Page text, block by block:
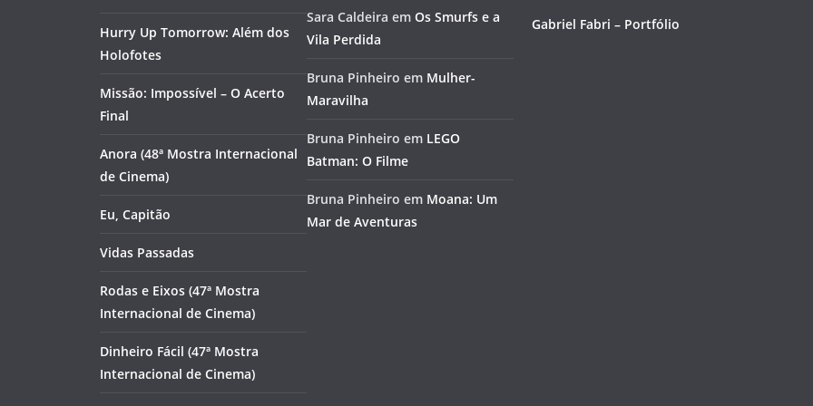
Hurry Up Tomorrow: Além dos
Holofotes
Missão: Impossível – O Acerto
Final
Anora (48ª Mostra Internacional
de Cinema)
Eu, Capitão
Vidas Passadas
Rodas e Eixos (47ª Mostra
Internacional de Cinema)
Dinheiro Fácil (47ª Mostra
Internacional de Cinema)
Sara Caldeira em Os Smurfs e a
Vila Perdida
Bruna Pinheiro em Mulher-
Maravilha
Bruna Pinheiro em LEGO
Batman: O Filme
Bruna Pinheiro em Moana: Um
Mar de Aventuras
Gabriel Fabri – Portfólio